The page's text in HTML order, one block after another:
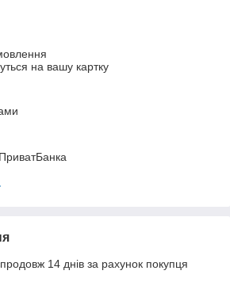
на вашу картку
14 днів за рахунок покупця